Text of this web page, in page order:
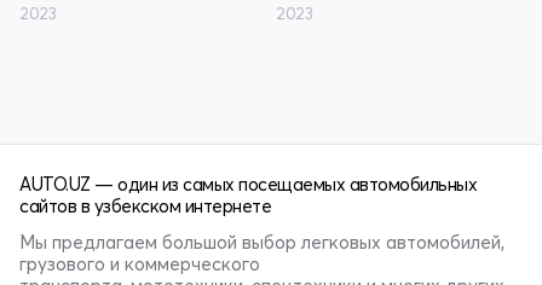
2023 2023
AUTO.UZ — один из самых посещаемых автомобильных
сайтов в узбекском интернете
Мы предлагаем большой выбор легковых автомобилей,
грузового и коммерческого